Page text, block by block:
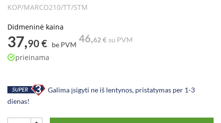
KOP/MARCO210/TT/STM
Didmeninė kaina
37,90 € be PVM
46,62 € su PVM
prieinama
Galima įsigyti ne iš lentynos, pristatymas per 1-3
dienas!